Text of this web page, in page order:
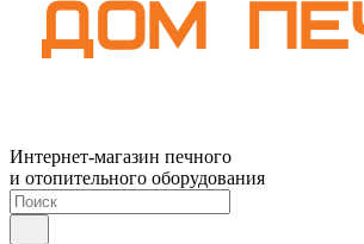
Интернет-магазин печного
и отопительного оборудования